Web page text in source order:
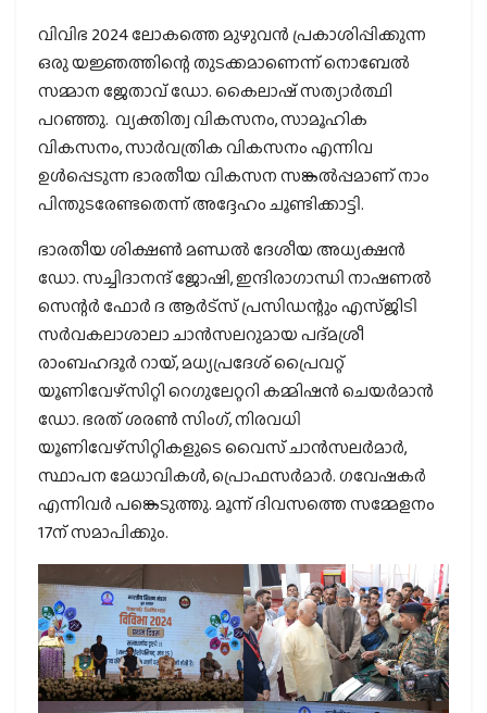
വിവിഭ 2024 ലോകത്തെ മുഴുവന്‍ പ്രകാശിപ്പിക്കുന്ന
ഒരു യജ്ഞത്തിന്റെ തുടക്കമാണെന്ന് നൊബേല്‍
സമ്മാന ജേതാവ് ഡോ. കൈലാഷ് സത്യാര്‍ത്ഥി
പറഞ്ഞു. വ്യക്തിത്വ വികസനം, സാമൂഹിക
വികസനം, സാര്‍വത്രിക വികസനം എന്നിവ
ഉള്‍പ്പെടുന്ന ഭാരതീയ വികസന സങ്കല്‍പ്പമാണ് നാം
പിന്തുടരേണ്ടതെന്ന് അദ്ദേഹം ചൂണ്ടിക്കാട്ടി.
ഭാരതീയ ശിക്ഷണ്‍ മണ്ഡല്‍ ദേശീയ അധ്യക്ഷന്‍
ഡോ. സച്ചിദാനന്ദ് ജോഷി, ഇന്ദിരാഗാന്ധി നാഷണല്‍
സെന്റര്‍ ഫോര്‍ ദ ആര്‍ട്സ് പ്രസിഡന്റും എസ്ജിടി
സര്‍വകലാശാലാ ചാന്‍സലറുമായ പദ്മശ്രീ
രാംബഹദൂര്‍ റായ്, മധ്യപ്രദേശ് പ്രൈവറ്റ്
യൂണിവേഴ്സിറ്റി റെഗുലേറ്ററി കമ്മിഷന്‍ ചെയര്‍മാന്‍
ഡോ. ഭരത് ശരണ്‍ സിംഗ്, നിരവധി
യൂണിവേഴ്സിറ്റികളുടെ വൈസ് ചാന്‍സലര്‍മാര്‍,
സ്ഥാപന മേധാവികള്‍, പ്രൊഫസര്‍മാര്‍. ഗവേഷകര്‍
എന്നിവര്‍ പങ്കെടുത്തു. മൂന്ന് ദിവസത്തെ സമ്മേളനം
17ന് സമാപിക്കും.